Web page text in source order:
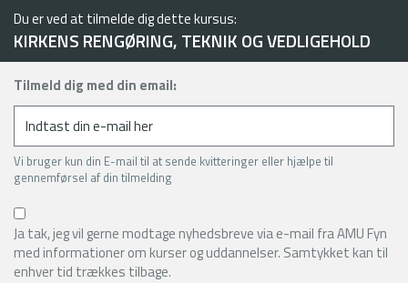
Du er ved at tilmelde dig dette kursus:
KIRKENS RENGØRING, TEKNIK OG VEDLIGEHOLD
Tilmeld dig med din email:
Vi bruger kun din E-mail til at sende kvitteringer eller hjælpe til
gennemførsel af din tilmelding
Ja tak, jeg vil gerne modtage nyhedsbreve via e-mail fra AMU Fyn
med informationer om kurser og uddannelser. Samtykket kan til
enhver tid trækkes tilbage.